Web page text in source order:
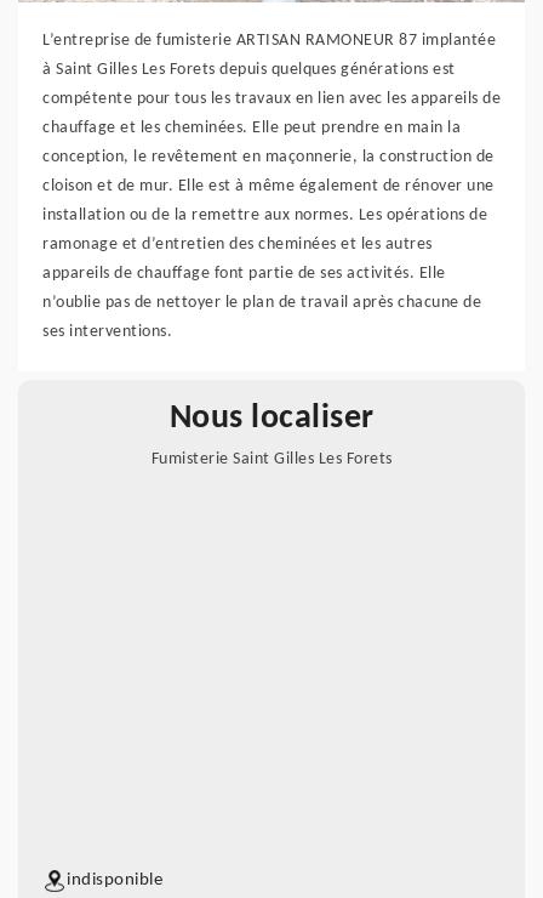
L’entreprise de fumisterie ARTISAN RAMONEUR 87 implantée
à Saint Gilles Les Forets depuis quelques générations est
compétente pour tous les travaux en lien avec les appareils de
chauffage et les cheminées. Elle peut prendre en main la
conception, le revêtement en maçonnerie, la construction de
cloison et de mur. Elle est à même également de rénover une
installation ou de la remettre aux normes. Les opérations de
ramonage et d’entretien des cheminées et les autres
appareils de chauffage font partie de ses activités. Elle
n’oublie pas de nettoyer le plan de travail après chacune de
ses interventions.
Nous localiser
Fumisterie Saint Gilles Les Forets
indisponible